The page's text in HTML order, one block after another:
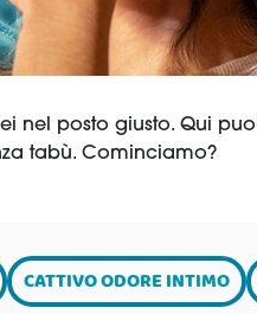
nel posto giusto. Qui
tabù. Cominciamo?
CATTIVO ODORE INTIMO